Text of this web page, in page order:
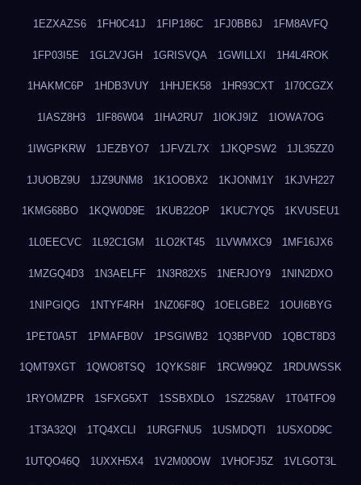
1EZXAZS6 1FH0C41J 1FIP186C 1FJ0BB6J 1FM8AVFQ
1FP03I5E 1GL2VJGH 1GRISVQA 1GWILLXI 1H4L4ROK
1HAKMC6P 1HDB3VUY 1HHJEK58 1HR93CXT 1I70CGZX
1IASZ8H3 1IF86W04 1IHA2RU7 1IOKJ9IZ 1IOWA7OG
1IWGPKRW 1JEZBYO7 1JFVZL7X 1JKQPSW2 1JL35ZZ0
1JUOBZ9U 1JZ9UNM8 1K1OOBX2 1KJONM1Y 1KJVH227
1KMG68BO 1KQW0D9E 1KUB22OP 1KUC7YQ5 1KVUSEU1
1L0EECVC 1L92C1GM 1LO2KT45 1LVWMXC9 1MF16JX6
1MZGQ4D3 1N3AELFF 1N3R82X5 1NERJOY9 1NIN2DXO
1NIPGIQG 1NTYF4RH 1NZ06F8Q 1OELGBE2 1OUI6BYG
1PET0A5T 1PMAFB0V 1PSGIWB2 1Q3BPV0D 1QBCT8D3
1QMT9XGT 1QWO8TSQ 1QYKS8IF 1RCW99QZ 1RDUWSSK
1RYOMZPR 1SFXG5XT 1SSBXDLO 1SZ258AV 1T04TFO9
1T3A32QI 1TQ4XCLI 1URGFNU5 1USMDQTI 1USXOD9C
1UTQO46Q 1UXXH5X4 1V2M00OW 1VHOFJ5Z 1VLGOT3L